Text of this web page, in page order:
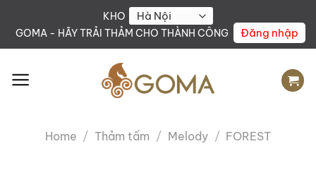
KHO
GOMA - HÃY TRẢI THẢM CHO THÀNH CÔNG
Đăng nhập
Home / Thảm tấm / Melody / FOREST